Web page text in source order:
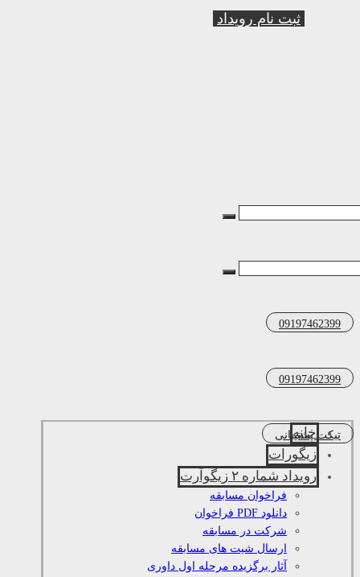
ثبت نام رویداد
09197462399
09197462399
تیکت پشتیبانی
خانه
زیگورات
رویداد شماره ۲ زیگوآرت
فراخوان مسابقه
دانلود PDF فراخوان
شرکت در مسابقه
ارسال شیت های مسابقه
آثار برگزیده مرحله اول داوری